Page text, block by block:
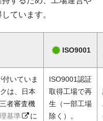
ています。
ISO9001
いていま
は、日本
者審査機
基準
に
ISO9001認証
取得工場で再
生（一部工場
除く）。